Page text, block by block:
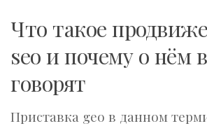
Что такое
seo и почему о нём
говорят
Приставка geo в данном